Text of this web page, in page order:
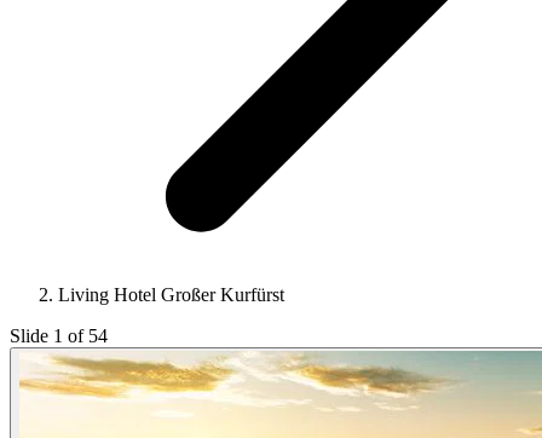
Living Hotel Großer Kurfürst
Slide 1 of 54